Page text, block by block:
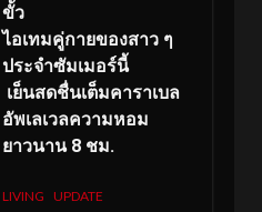
ขั้ว
ไอเทมคู่กายของสาว ๆ
ประจำซัมเมอร์นี้
เย็นสดชื่นเต็มคาราเบล
อัพเลเวลความหอม
ยาวนาน 8 ชม.
LIVING UPDATE